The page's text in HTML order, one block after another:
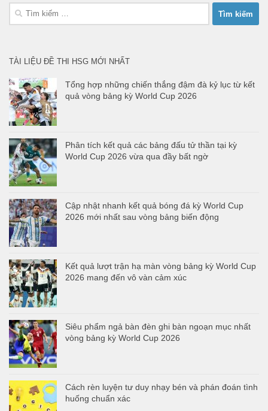
Tìm
kiếm
TÀI LIỆU ĐỀ THI HSG MỚI NHẤT
Tổng hợp những chiến thắng đậm đà kỷ lục từ kết
quả vòng bảng kỳ World Cup 2026
Phân tích kết quả các bảng đấu tử thần tại kỳ
World Cup 2026 vừa qua đầy bất ngờ
Cập nhật nhanh kết quả bóng đá kỳ World Cup
2026 mới nhất sau vòng bảng biến động
Kết quả lượt trận hạ màn vòng bảng kỳ World Cup
2026 mang đến vô vàn cảm xúc
Siêu phẩm ngả bàn đèn ghi bàn ngoạn mục nhất
vòng bảng kỳ World Cup 2026
Cách rèn luyện tư duy nhạy bén và phán đoán tình
huống chuẩn xác